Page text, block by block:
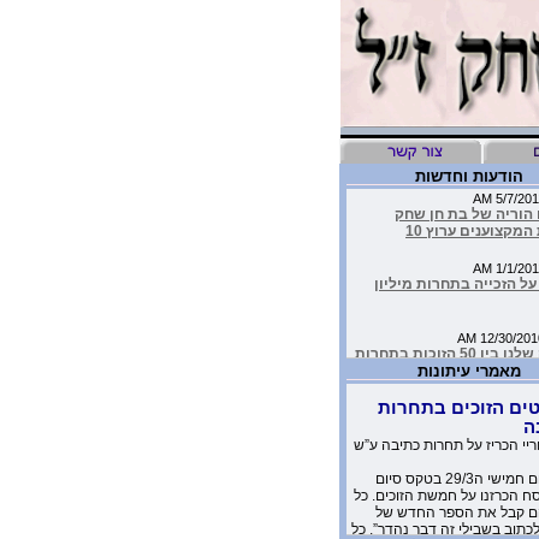
הודעות וחדשות
הוריה של בת חן שחק
ערוץ 10
הזכייה בתחרות מיליון
העמותה שלנו בין 50 הזוכות בתחרות
כתבה על הסרטון של
בטור שלה בעיתון
מדהימים שקבלנו מילדים
יומניה של בת-חן
מאמרי עיתונות
הזוכים בתחרות
הכריז על תחרות כתיבה ע”ש
אתמול יום חמישי ה29/3 בטקס סיום
הכרזנו על חמשת הזוכים. כל
קבל את הספר החדש של
בשבילי זה דבר נהדר”. כל